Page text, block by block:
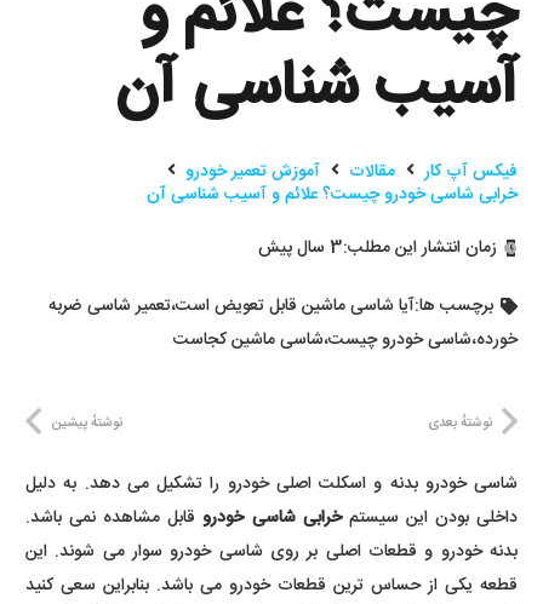
آسیب شناسی آن
فیکس آپ کار مقالات آموزش تعمیر خودرو
خرابی شاسی خودرو چیست؟ علائم و آسیب شناسی آن
زمان انتشار این مطلب:3 سال پیش
برچسب ها:آیا شاسی ماشین قابل تعویض است،تعمیر شاسی ضربه
خورده،شاسی خودرو چیست،شاسی ماشین کجاست
نوشتهٔ پیشین نوشتهٔ بعدی
شاسی خودرو بدنه و اسکلت اصلی خودرو را تشکیل می دهد. به دلیل
داخلی بودن این سیستمخرابی شاسی خودروقابل مشاهده نمی باشد.
بدنه خودرو و قطعات اصلی بر روی شاسی خودرو سوار می شوند. این
قطعه یکی از حساس ترین قطعات خودرو می باشد. بنابراین سعی کنید